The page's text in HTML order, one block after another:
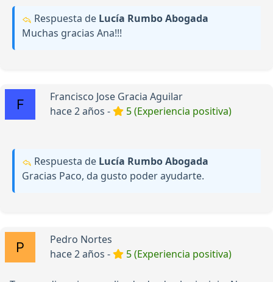
Respuesta de Lucía Rumbo Abogada
Muchas gracias Ana!!!
Francisco Jose Gracia Aguilar
hace 2 años -
5 (Experiencia positiva)
Respuesta de Lucía Rumbo Abogada
Gracias Paco, da gusto poder ayudarte.
Pedro Nortes
hace 2 años -
5 (Experiencia positiva)